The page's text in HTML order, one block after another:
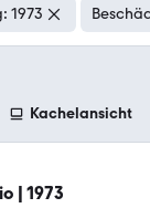
1973
Kachelansicht
| 1973